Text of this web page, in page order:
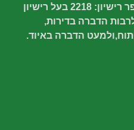
שם המדביר: מור אזולאי מספר רישיון: 2218 בעל רישיון
הדברה בדירות,
הדברה באיוד.